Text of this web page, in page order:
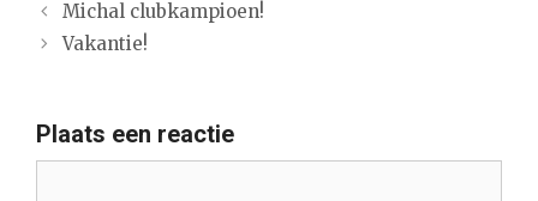
Michal clubkampioen!
Vakantie!
Plaats een reactie